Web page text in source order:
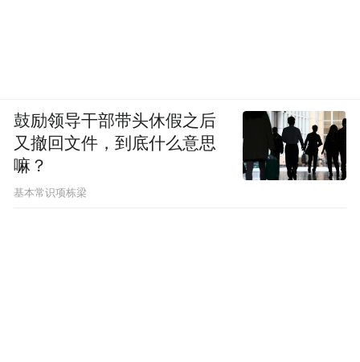
鼓励领导干部带头休假之后
又撤回文件，到底什么意思
嘛？
基本常识项栋梁